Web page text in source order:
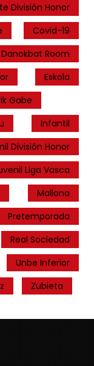
División Honor
Covid-19
Danokbat Room
Eskola
Gabe
Infantil
División Honor
Liga Vasca
Mallona
Pretemporada
Real Sociedad
Unbe Inferior
Zubieta